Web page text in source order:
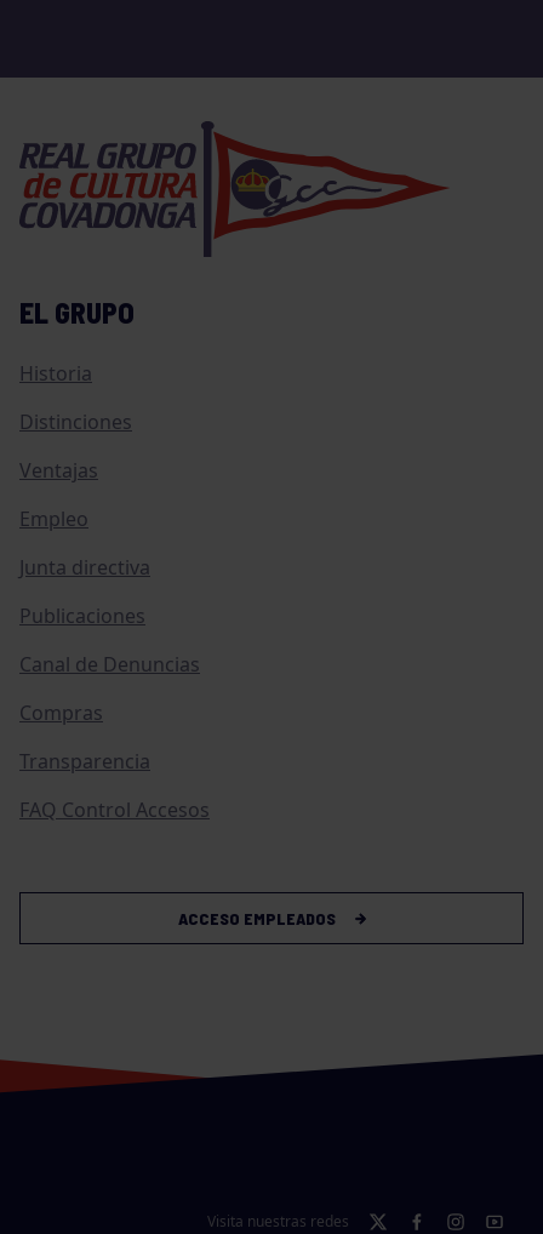
EL GRUPO
Historia
Distinciones
Ventajas
Empleo
Junta directiva
Publicaciones
Canal de Denuncias
Compras
Transparencia
FAQ Control Accesos
ACCESO EMPLEADOS
Visita nuestras redes